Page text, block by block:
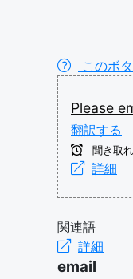
このボ
Please
翻訳する
聞き取
詳細
関連語
詳細
email